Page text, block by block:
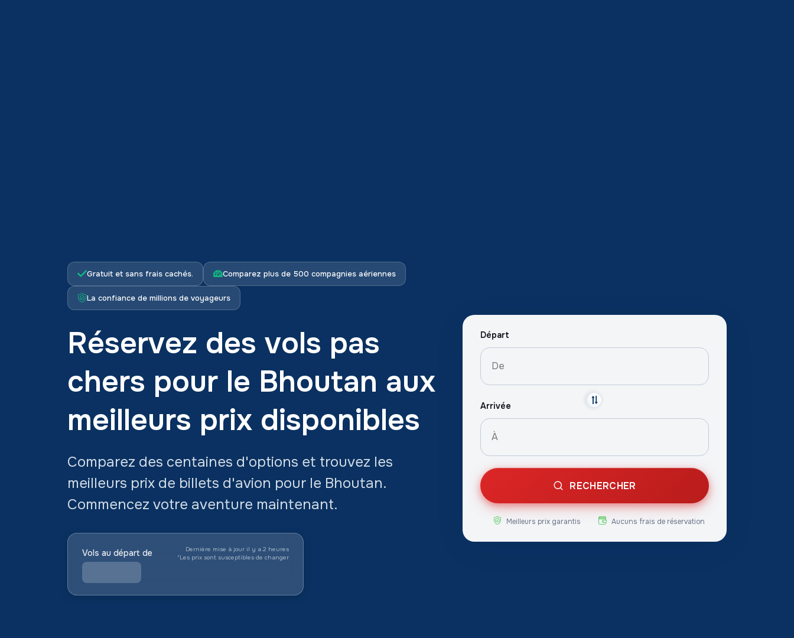
Gratuit et sans frais cachés. Comparez plus de 500 compagnies aériennes
La confiance de millions de voyageurs
Réservez des vols pas
chers pour le Bhoutan aux
meilleurs prix disponibles
Comparez des centaines d'options et trouvez les
meilleurs prix de billets d'avion pour le Bhoutan.
Commencez votre aventure maintenant.
Vols au départ de
Dernière mise à jour il y a 2 heures
*Les prix sont susceptibles de changer
Départ
Arrivée
RECHERCHER
Meilleurs prix garantis Aucuns frais de réservation